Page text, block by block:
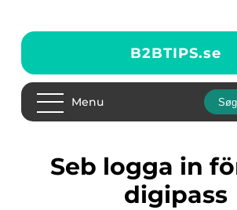
B2BTIPS.se
Menu
seb logga in företag
digipass